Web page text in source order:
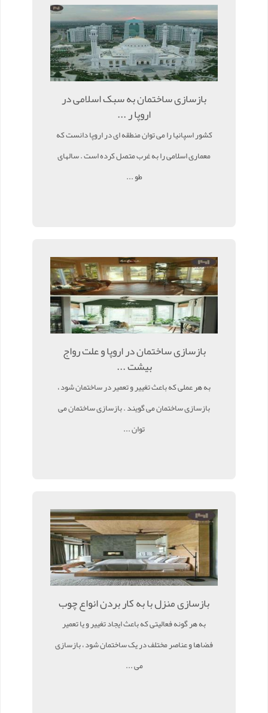
بازسازی ساختمان به سبک اسلامی در
اروپا ر ...
کشور اسپانیا را می توان منطقه ای در اروپا دانست که
معماری اسلامی را به غرب متصل کرده است . سالهای
طو ...
بازسازی ساختمان در اروپا و علت رواج
بیشت ...
به هر عملی که باعث تغییر و تعمیر در ساختمان شود ،
بازسازی ساختمان می گویند . بازسازی ساختمان می
توان ...
بازسازی منزل با به کار بردن انواع چوب
به هر گونه فعالیتی که باعث ایجاد تغییر و یا تعمیر
فضاها و عناصر مختلف در یک ساختمان شود ، بازسازی
می ...